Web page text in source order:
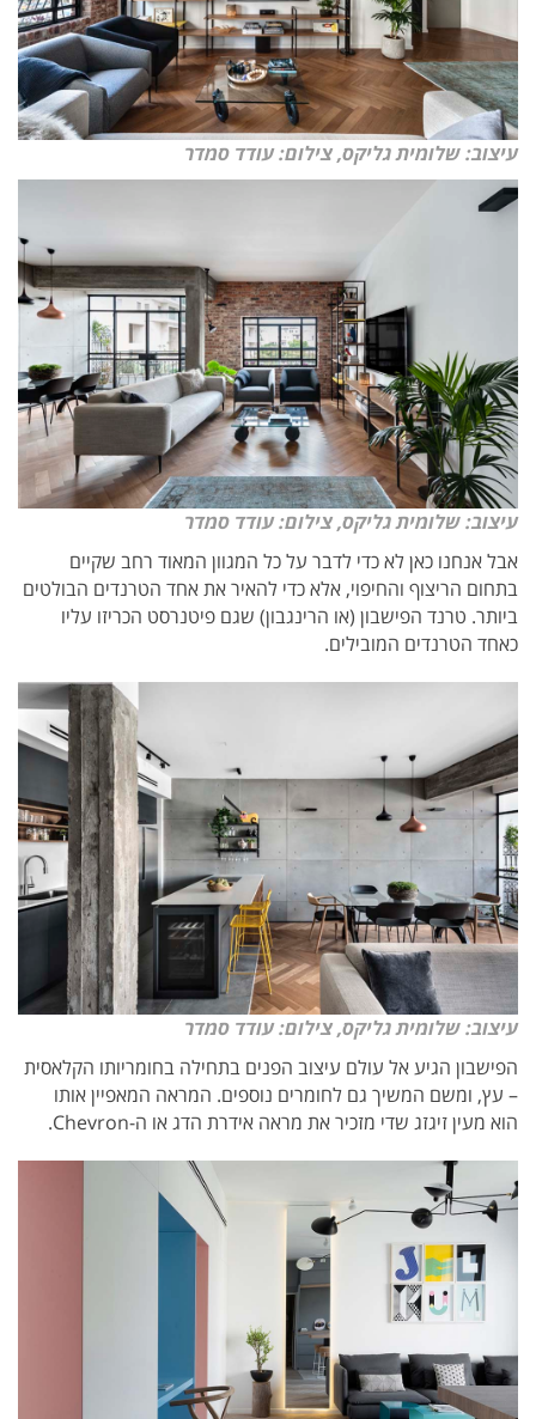
עיצוב: שלומית גליקס, צילום: עודד סמדר
עיצוב: שלומית גליקס, צילום: עודד סמדר
אבל אנחנו כאן לא כדי לדבר על כל המגוון המאוד רחב שקיים
בתחום הריצוף והחיפוי, אלא כדי להאיר את אחד הטרנדים הבולטים
ביותר. טרנד הפישבון (או הרינגבון) שגם פיטנרסט הכריזו עליו
כאחד הטרנדים המובילים.
עיצוב: שלומית גליקס, צילום: עודד סמדר
הפישבון הגיע אל עולם עיצוב הפנים בתחילה בחומריותו הקלאסית
– עץ, ומשם המשיך גם לחומרים נוספים. המראה המאפיין אותו
הוא מעין זיגזג שדי מזכיר את מראה אידרת הדג או ה-Chevron.